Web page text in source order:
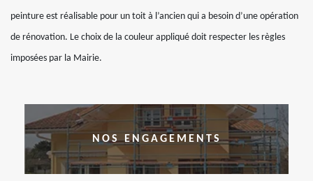
peinture est réalisable pour un toit à l’ancien qui a besoin d’une opération
de rénovation. Le choix de la couleur appliqué doit respecter les règles
imposées par la Mairie.
NOS ENGAGEMENTS